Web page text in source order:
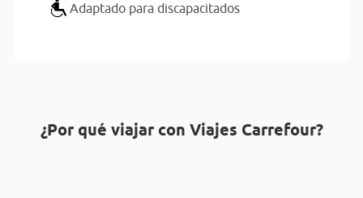
Adaptado para discapacitados
¿Por qué viajar con Viajes Carrefour?